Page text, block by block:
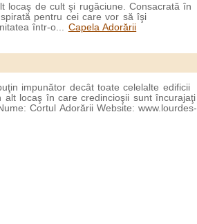
locaş de cult şi rugăciune. Consacrată în
pentru cei care vor să îşi
într-o... Capela Adorării
impunător decât toate celelalte edificii
alt locaş în care credincioşii sunt încurajaţi
Cortul Adorării Website: www.lourdes-